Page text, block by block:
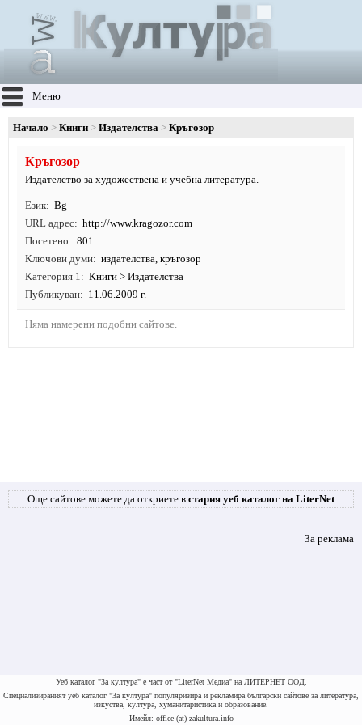
Меню
Начало Книги Издателства Кръгозор
Кръгозор
Издателство за художествена и учебна литература.
Език
Bg
URL адрес
http://www.kragozor.com
Посетено
801
Ключови думи
издателства, кръгозор
Категория 1
Книги > Издателства
Публикуван
11.06.2009 г.
Няма намерени подобни сайтове.
Още сайтове можете да откриете в стария уеб каталог на LiterNet
За реклама
Уеб каталог "За култура" е част от "LiterNet Медиа" на ЛИТЕРНЕТ ООД.
Специализираният уеб каталог "За култура" популяризира и рекламира български сайтове за литература,
изкуства, култура, хуманитаристика и образование.
Имейл: office (at) zakultura.info